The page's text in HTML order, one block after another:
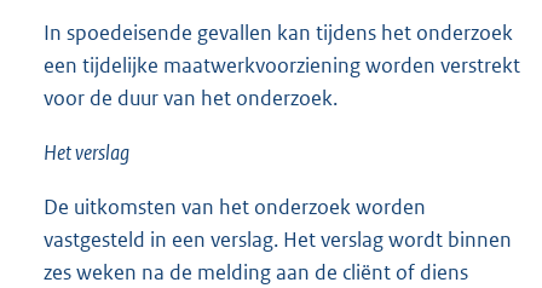
In spoedeisende gevallen kan tijdens het onderzoek
een tijdelijke maatwerkvoorziening worden verstrekt
voor de duur van het onderzoek.
Het verslag
De uitkomsten van het onderzoek worden
vastgesteld in een verslag. Het verslag wordt binnen
zes weken na de melding aan de cliënt of diens